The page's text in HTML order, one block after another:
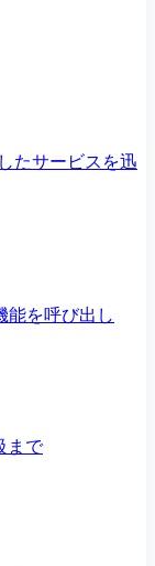
たサービスを迅
能を呼び出し
まで